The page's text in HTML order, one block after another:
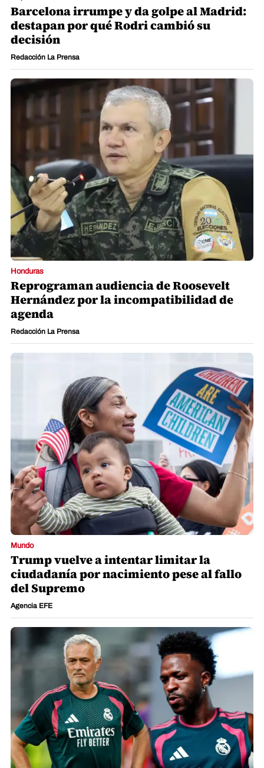
Barcelona irrumpe y da golpe al Madrid:
destapan por qué Rodri cambió su
decisión
Redacción La Prensa
Honduras
Reprograman audiencia de Roosevelt
Hernández por la incompatibilidad de
agenda
Redacción La Prensa
Mundo
Trump vuelve a intentar limitar la
ciudadanía por nacimiento pese al fallo
del Supremo
Agencia EFE